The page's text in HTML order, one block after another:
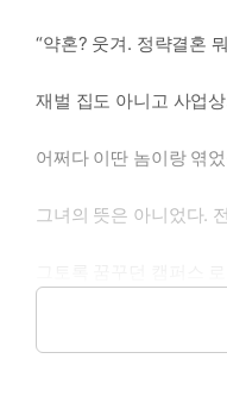
“약혼? 웃겨. 정략결혼
재벌 집도 아니고 사업
어쩌다 이딴 놈이랑 엮
그녀의 뜻은 아니었다.